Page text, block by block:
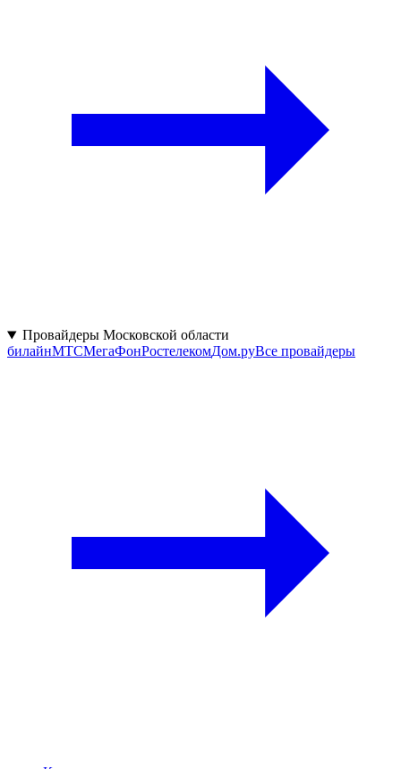
Провайдеры Московской области
билайнМТСМегаФонРостелекомДом.руВсе провайдеры